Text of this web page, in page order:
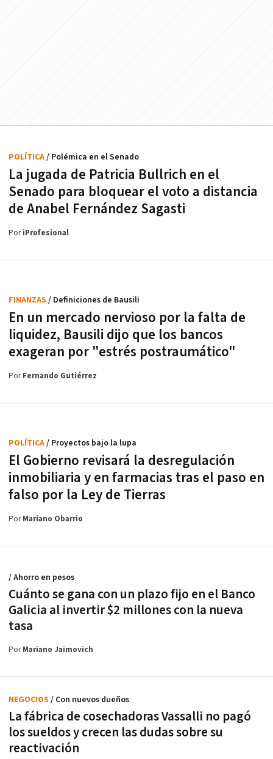
La jugada de Patricia Bullrich en el
Senado para bloquear el voto a distancia
de Anabel Fernández Sagasti
POLÍTICA/ Polémica en el Senado
PoriProfesional
En un mercado nervioso por la falta de
liquidez, Bausili dijo que los bancos
exageran por "estrés postraumático"
FINANZAS / Definiciones de Bausili
PorFernando Gutiérrez
El Gobierno revisará la desregulación
inmobiliaria y en farmacias tras el paso en
falso por la Ley de Tierras
POLÍTICA/ Proyectos bajo la lupa
PorMariano Obarrio
Cuánto se gana con un plazo fijo en el Banco
Galicia al invertir $2 millones con la nueva
tasa
/ Ahorro en pesos
PorMariano Jaimovich
La fábrica de cosechadoras Vassalli no pagó
los sueldos y crecen las dudas sobre su
reactivación
NEGOCIOS / Con nuevos dueños